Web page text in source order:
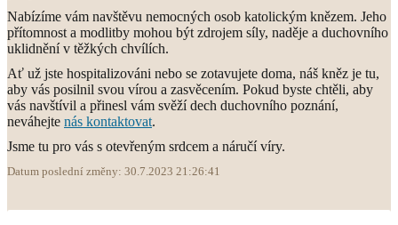
Nabízíme vám navštěvu nemocných osob katolickým knězem. Jeho
přítomnost a modlitby mohou být zdrojem síly, naděje a duchovního
uklidnění v těžkých chvílích.
Ať už jste hospitalizováni nebo se zotavujete doma, náš kněz je tu,
aby vás posilnil svou vírou a zasvěcením. Pokud byste chtěli, aby
vás navštívil a přinesl vám svěží dech duchovního poznání,
neváhejte nás kontaktovat.
Jsme tu pro vás s otevřeným srdcem a náručí víry.
Datum poslední změny: 30.7.2023 21:26:41